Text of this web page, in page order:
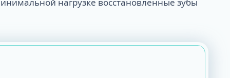
Нужно ли переплачивать за бренд
Тюнинг зубных протезов - продляем
ТРГ и ортодонтический прогноз
результата